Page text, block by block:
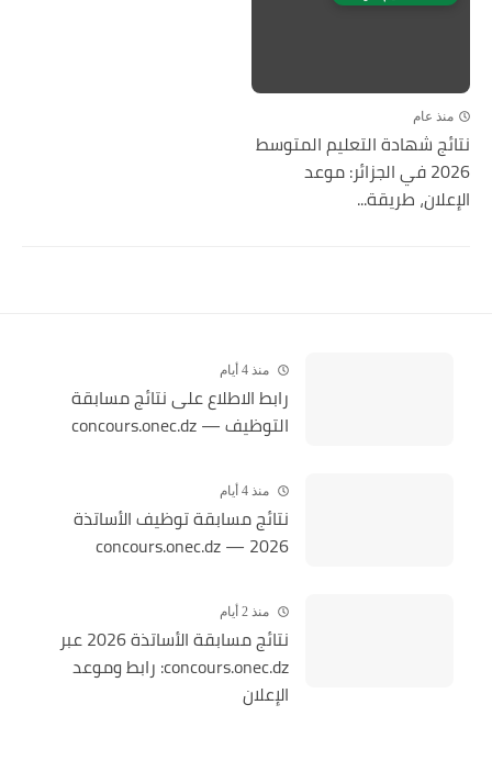
منذ عام
نتائج شهادة التعليم المتوسط
2026 في الجزائر: موعد
الإعلان، طريقة...
منذ 4 أيام
رابط الاطلاع على نتائج مسابقة
التوظيف — concours.onec.dz
منذ 4 أيام
نتائج مسابقة توظيف الأساتذة
2026 — concours.onec.dz
منذ 2 أيام
نتائج مسابقة الأساتذة 2026 عبر
concours.onec.dz: رابط وموعد
الإعلان